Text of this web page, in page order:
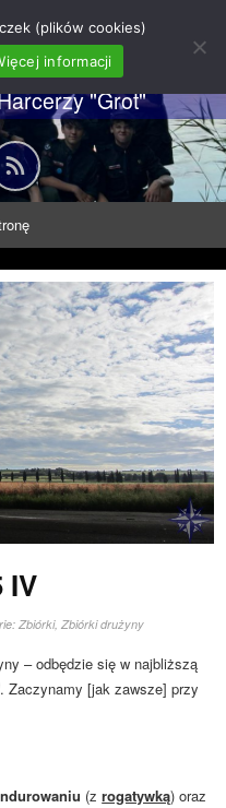
im. gen.
"Grot"
IV
Zbiórki,Zbiórki drużyny
– odbędzie się w najbliższą
. Zaczynamy [jak zawsze] przy
(zrogatywką) oraz
(plików cookies)
informacji